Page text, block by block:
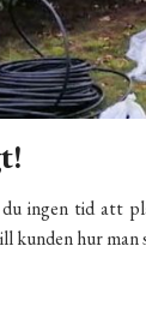
ingen tid att
hur